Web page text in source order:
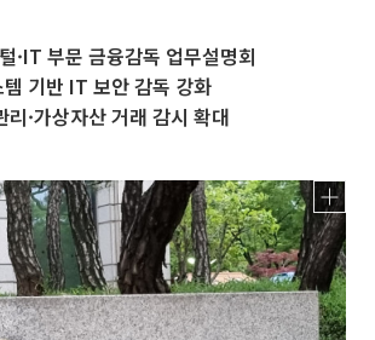
·IT 부문 금융감독 업무설명회
기반 IT 보안 감독 강화
리·가상자산 거래 감시 확대